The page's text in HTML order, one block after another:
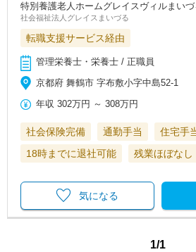
特別養護老人ホームグレイスヴィルまいづ
社会福祉法人グレイスまいづる
転職支援サービス経由
管理栄養士・栄養士 / 正職員
京都府 舞鶴市 字布敷小字中島52-1
年収 302万円 ～308万円
社会保険完備 通勤手当 住宅手
18時までに退社可能
残業ほぼなし
気になる
1/1